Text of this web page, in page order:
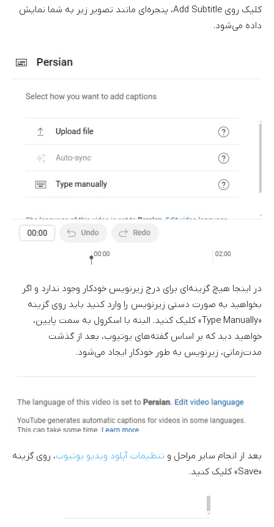
کلیک روی Add Subtitle، پنجره‌ای مانند تصویر زیر به شما نمایش
داده می‌شود.
در اینجا هیچ گزینه‌ای برای درج زیرنویس خودکار وجود ندارد و اگر
بخواهید به صورت دستی زیرنویس را وارد کنید باید روی گزینه
«Type Manually» کلیک کنید. البته با اسکرول به سمت پایین،
خواهید دید که بر اساس گفته‌های یوتیوب، بعد از گذشت
مدت‌زمانی، زیرنویس به طور خودکار ایجاد می‌شود.
بعد از انجام سایر مراحل و تنظیمات آپلود ویدیو یوتیوب، روی گزینه
«Save» کلیک کنید.